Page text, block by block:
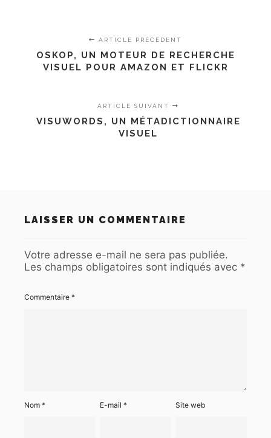
ARTICLE PRÉCÉDENT
OSKOP, UN MOTEUR DE RECHERCHE
VISUEL POUR AMAZON ET FLICKR
ARTICLE SUIVANT
VISUWORDS, UN MÉTADICTIONNAIRE
VISUEL
LAISSER UN COMMENTAIRE
Votre adresse e-mail ne sera pas publiée.
Les champs obligatoires sont indiqués avec *
Commentaire *
Nom * E-mail* Site web